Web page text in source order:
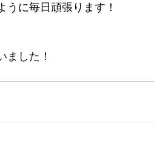
うに毎日頑張ります！
ました！